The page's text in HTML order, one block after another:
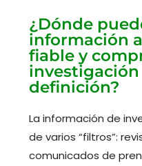
¿Dónde
información
fiable y
definición?
La información de
de varios “filtros”:
comunicados de